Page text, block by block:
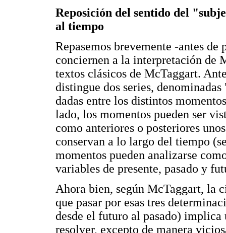
Reposición del sentido del
al tiempo
Repasemos brevemente -antes
conciernen a la interpretación de
textos clásicos de McTaggart.
distingue dos series,
dadas entre los distintos
lado, los momentos pueden ser
como anteriores o posteriores
conservan a lo largo del tiempo
momentos pueden analizarse
variables de presente, pasado y
Ahora bien, según McTaggart, la
que pasar por esas tres
desde el futuro al pasado)
resolver, excepto de manera